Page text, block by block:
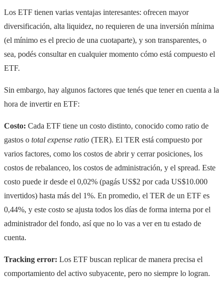
Los ETF tienen varias ventajas interesantes: ofrecen mayor
diversificación, alta liquidez, no requieren de una inversión mínima
(el mínimo es el precio de una cuotaparte), y son transparentes, o
sea, podés consultar en cualquier momento cómo está compuesto el
ETF.
Sin embargo, hay algunos factores que tenés que tener en cuenta a la
hora de invertir en ETF:
Costo: Cada ETF tiene un costo distinto, conocido como ratio de
gastos o total expense ratio (TER). El TER está compuesto por
varios factores, como los costos de abrir y cerrar posiciones, los
costos de rebalanceo, los costos de administración, y el spread. Este
costo puede ir desde el 0,02% (pagás US$2 por cada US$10.000
invertidos) hasta más del 1%. En promedio, el TER de un ETF es
0,44%, y este costo se ajusta todos los días de forma interna por el
administrador del fondo, así que no lo vas a ver en tu estado de
cuenta.
Tracking error: Los ETF buscan replicar de manera precisa el
comportamiento del activo subyacente, pero no siempre lo logran.